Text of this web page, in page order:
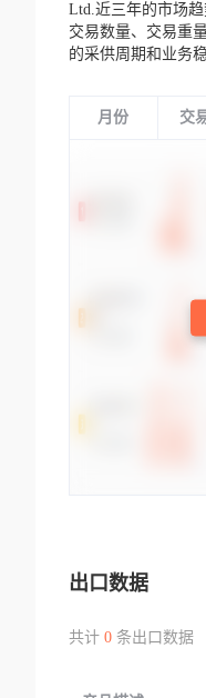
Ltd.近三年的市场趋
交易数量、交易重
的采供周期和业务稳
月份 交
出口数据
共计 0条出口数据